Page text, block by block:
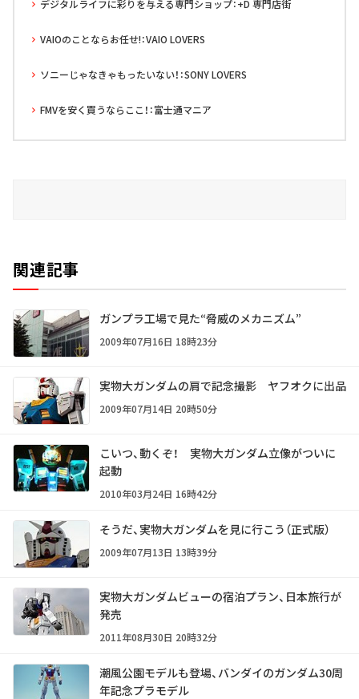
デジタルライフに彩りを与える専門ショップ：+D 専門店街
VAIOのことならお任せ!：VAIO LOVERS
ソニーじゃなきゃもったいない！：SONY LOVERS
FMVを安く買うならここ！：富士通マニア
関連記事
ガンプラ工場で見た“脅威のメカニズム”
2009年07月16日 18時23分
実物大ガンダムの肩で記念撮影 ヤフオクに出品
2009年07月14日 20時50分
こいつ、動くぞ！ 実物大ガンダム立像がついに
起動
2010年03月24日 16時42分
そうだ、実物大ガンダムを見に行こう（正式版）
2009年07月13日 13時39分
実物大ガンダムビューの宿泊プラン、日本旅行が
発売
2011年08月30日 20時32分
潮風公園モデルも登場、バンダイのガンダム30周
年記念プラモデル